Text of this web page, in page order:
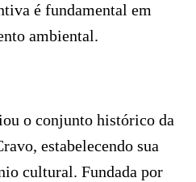
é fundamental em
ambiental.
o conjunto histórico da
estabelecendo sua
cultural. Fundada por